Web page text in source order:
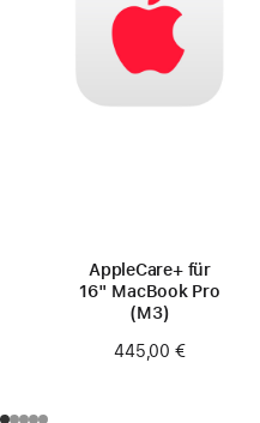
AppleCare+ für
16" MacBook Pro
(M3)
445,00 €